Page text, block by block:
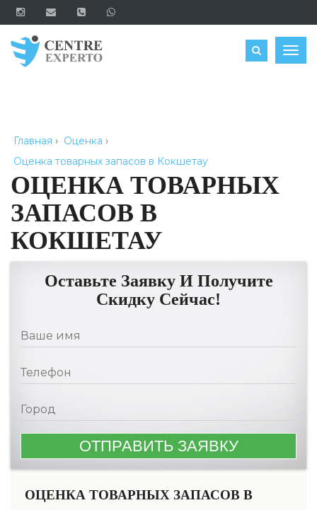
ЗАКАЗАТЬ
Главная › Оценка ›
Оценка товарных запасов в Кокшетау
ОЦЕНКА ТОВАРНЫХ
ЗАПАСОВ В
КОКШЕТАУ
Оставьте Заявку И Получите
Скидку Сейчас!
ОЦЕНКА ТОВАРНЫХ ЗАПАСОВ В